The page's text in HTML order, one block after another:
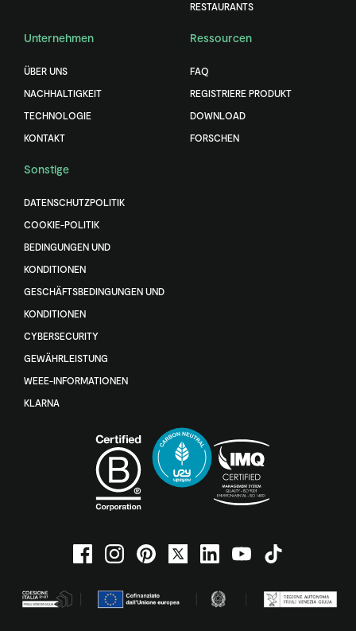
RESTAURANTS
Unternehmen
ÜBER UNS
NACHHALTIGKEIT
TECHNOLOGIE
KONTAKT
Ressourcen
FAQ
REGISTRIERE PRODUKT
DOWNLOAD
FORSCHEN
Sonstige
DATENSCHUTZPOLITIK
COOKIE-POLITIK
BEDINGUNGEN UND
KONDITIONEN
GESCHÄFTSBEDINGUNGEN UND
KONDITIONEN
CYBERSECURITY
GEWÄHRLEISTUNG
WEEE-INFORMATIONEN
KLARNA